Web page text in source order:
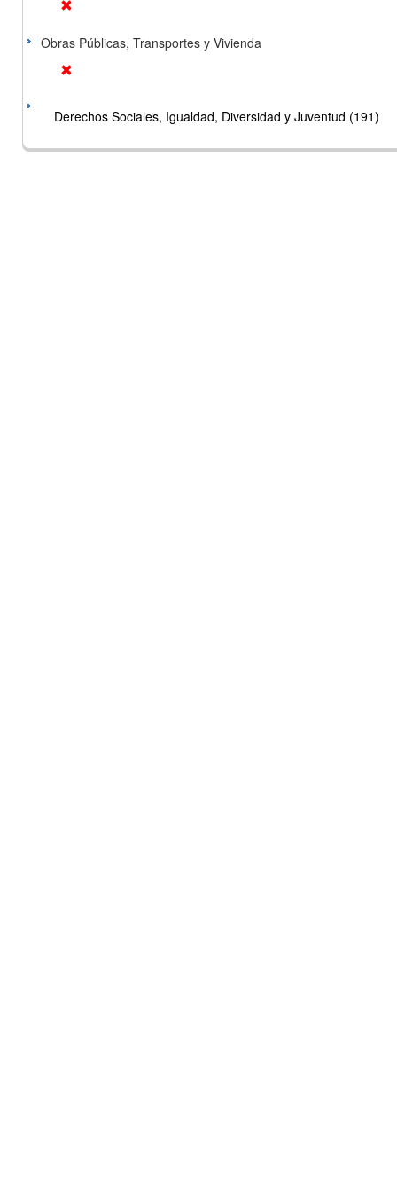
Obras Públicas, Transportes y Vivienda
Derechos Sociales, Igualdad, Diversidad y Juventud (191)